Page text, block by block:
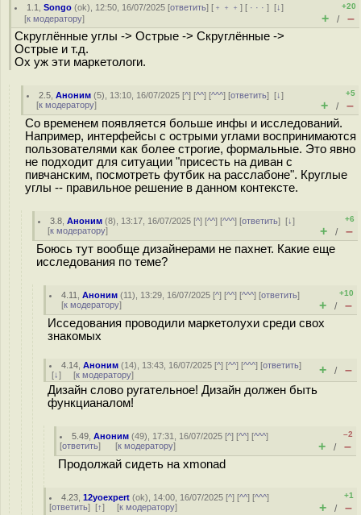
1.1 ,Songo (ok), 12:50, 16/07/2025 [ответить] [ ﹢﹢﹢] [ · · ·][↓]
[к модератору]
+20
+ / –
Скруглённые углы -> Острые -> Скруглённые ->
Острые и т.д.
Ох уж эти маркетологи.
2.5 ,Аноним (5), 13:10, 16/07/2025 [^] [^^] [^^^] [ответить][↓]
[к модератору]
+5
+ / –
Со временем появляется больше инфы и исследований.
Например, интерфейсы с острыми углами воспринимаются
пользователями как более строгие, формальные. Это явно
не подходит для ситуации "присесть на диван с
пивчанским, посмотреть футбик на расслабоне". Круглые
углы -- правильное решение в данном контексте.
3.8 ,Аноним (8), 13:17, 16/07/2025 [^] [^^] [^^^] [ответить][↓]
[к модератору]
+6
+ / –
Боюсь тут вообще дизайнерами не пахнет. Какие еще
исследования по теме?
4.11 ,Аноним (11), 13:29, 16/07/2025 [^] [^^] [^^^] [ответить]
[к модератору]
+10
+ / –
Исседования проводили маркетолухи среди свох
знакомых
4.14 ,Аноним (14), 13:43, 16/07/2025 [^] [^^] [^^^] [ответить]
[↓] [к модератору] + / –
Дизайн слово ругательное! Дизайн должен быть
функцианалом!
5.49 ,Аноним (49), 17:31, 16/07/2025 [^] [^^] [^^^]
[ответить] [к модератору]
–2
+ / –
Продолжай сидеть на xmonad
4.23 ,12yoexpert (ok), 14:00, 16/07/2025 [^] [^^] [^^^]
[ответить] [↑] [к модератору]
+1
+ / –